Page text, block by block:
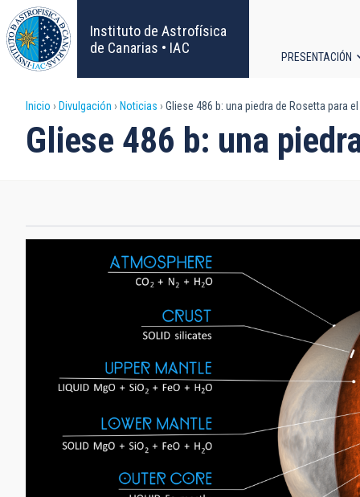
Pasar
al
contenido
principal
Instituto de Astrofísica
de Canarias • IAC
principal
PRESENTACIÓN
Sobrescribir
enlaces
ayuda
navegación
Inicio Divulgación Noticias Gliese 486 b: una piedra de Rosetta para
Gliese 486 b: una